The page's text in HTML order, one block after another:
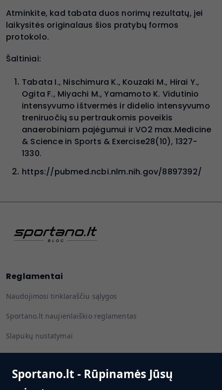
Sportano.lt - Rūpinamės Jūsų
Atminkite, kad tabata duos norimų rezultatų, jei
laikysitės originalaus šios pratybų formos
protokolo.
Šaltiniai:
Tabata I., Nischimura K., Kouzaki M., Hirai Y.,
Ogita F., Miyachi M., Yamamoto K. Vidutinio
intensyvumo ištvermės ir didelio intensyvumo
treniruočių su pertraukomis poveikis
anaerobiniam pajėgumui ir VO2 max.Medicine
& Science in Sports & Exercise28(10), 1327-
1330.
https://pubmed.ncbi.nlm.nih.gov/8897392/
Reglamentai
Naudojimosi tinklaraščiu sąlygos
Sportano.lt naujienlaiškio reglamentas
Slapukų nustatymai
Sekite mus